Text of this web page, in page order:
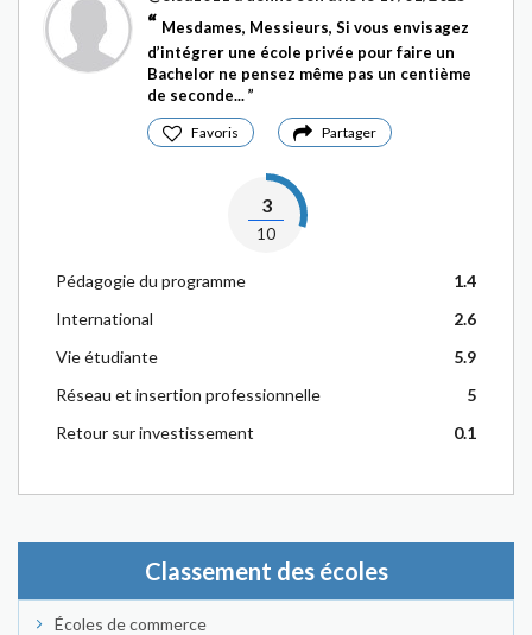
Mesdames, Messieurs, Si vous envisagez
d’intégrer une école privée pour faire un
Bachelor ne pensez même pas un centième
de seconde...
Favoris Partager
3
10
Pédagogie du programme
1.4
International
2.6
Vie étudiante
5.9
Réseau et insertion professionnelle
5
Retour sur investissement
0.1
Classement des écoles
Écoles de commerce